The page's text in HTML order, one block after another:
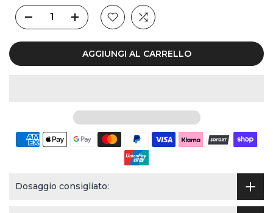
AGGIUNGI AL CARRELLO
Dosaggio consigliato: